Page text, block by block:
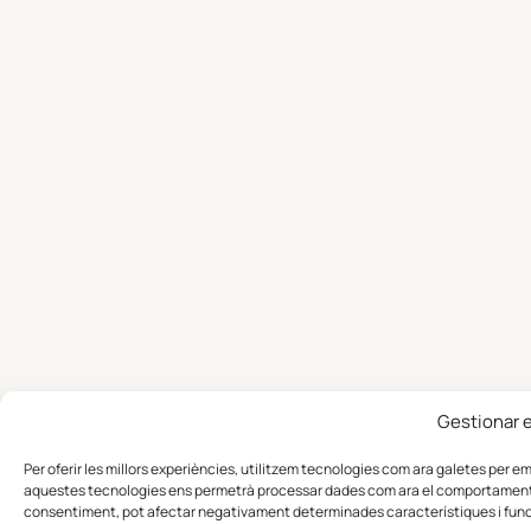
Gestionar
Per oferir les millors experiències, utilitzem tecnologies com ara galetes per
aquestes tecnologies ens permetrà processar dades com ara el
consentiment, pot afectar negativament determinades característiques i